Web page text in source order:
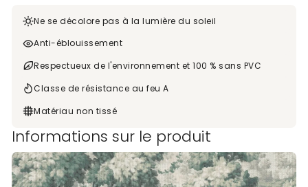
Ne se décolore pas à la lumière du soleil
Anti-éblouissement
Respectueux de l'environnement et 100 % sans PVC
Classe de résistance au feu A
Matériau non tissé
Informations sur le produit